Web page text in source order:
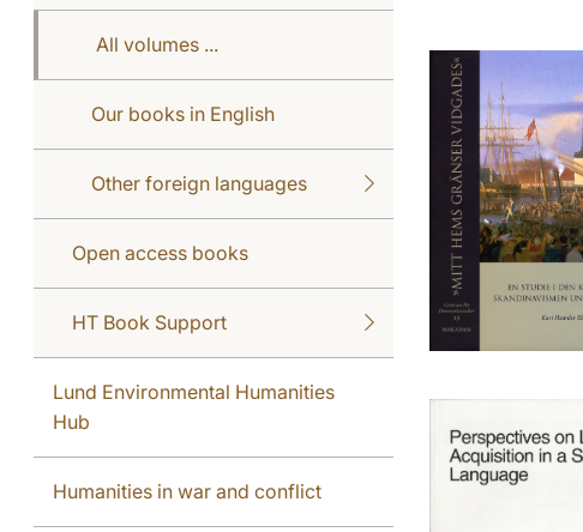
All volumes ...
Our books in English
Other foreign languages
Open access books
HT Book Support
Lund Environmental Humanities
Hub
Humanities in war and conflict